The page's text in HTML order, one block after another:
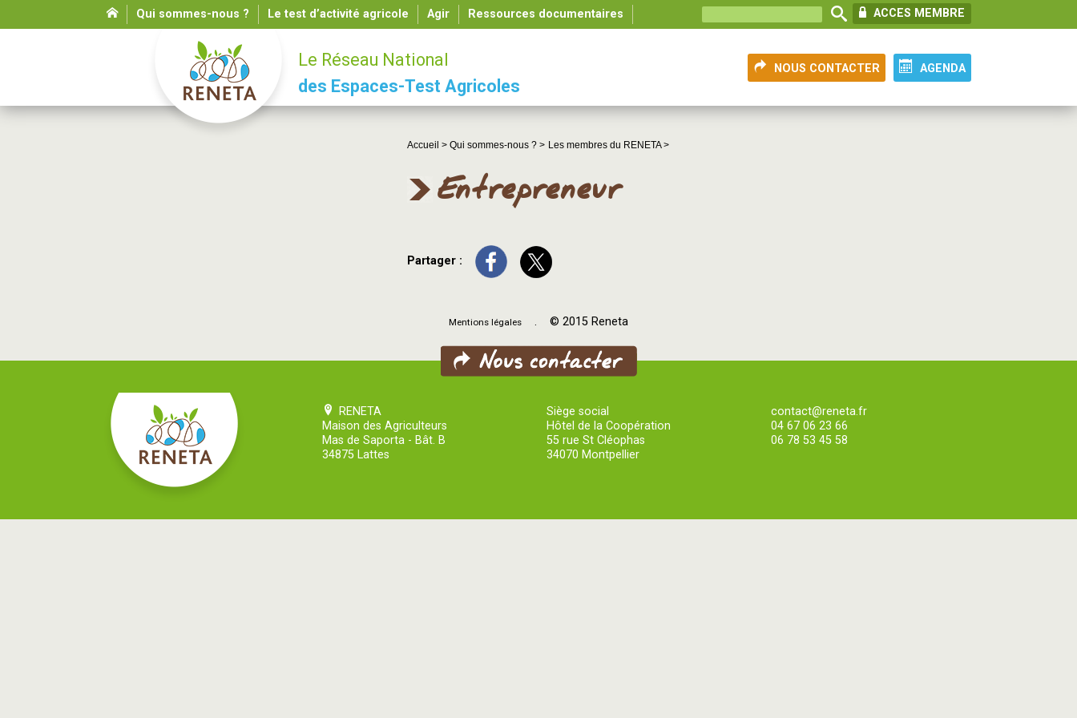
Qui sommes-nous ? Le test d’activité agricole Agir Ressources documentaires ACCES MEMBRE
AGENDA
NOUS CONTACTER
Le Réseau National
des Espaces-Test Agricoles
Accueil > Qui sommes-nous ? > Les membres du RENETA >
Entrepreneur
Partager :
Mentions légales . © 2015 Reneta
RENETA
Maison des Agriculteurs
Mas de Saporta - Bât. B
34875 Lattes
Siège social
Hôtel de la Coopération
55 rue St Cléophas
34070 Montpellier
contact@reneta.fr
04 67 06 23 66
06 78 53 45 58